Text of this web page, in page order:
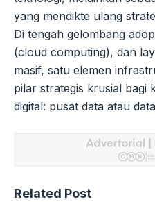
yang mendikte ulang
Di tengah gelombang
(cloud computing), dan
masif, satu elemen
pilar strategis krusial bagi
digital: pusat data atau
Related Post